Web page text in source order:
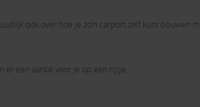
ook over hoe je zo’n carport zelf kunt bouwen
er een aantal voor je op een rijtje.